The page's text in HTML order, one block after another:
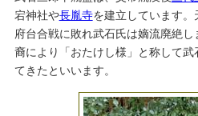
宕神社や長胤寺を建立しています。
府台合戦に敗れ武石氏は嫡流廃絶
裔により「おたけし様」と称して
てきたといいます。